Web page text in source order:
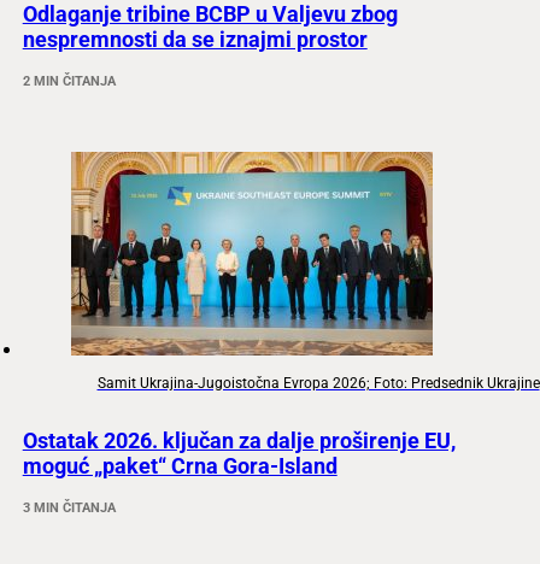
Odlaganje tribine BCBP u Valjevu zbog
nespremnosti da se iznajmi prostor
2 MIN ČITANJA
Samit Ukrajina-Jugoistočna Evropa 2026; Foto: Predsednik Ukrajine
Ostatak 2026. ključan za dalje proširenje EU,
moguć „paket“ Crna Gora-Island
3 MIN ČITANJA